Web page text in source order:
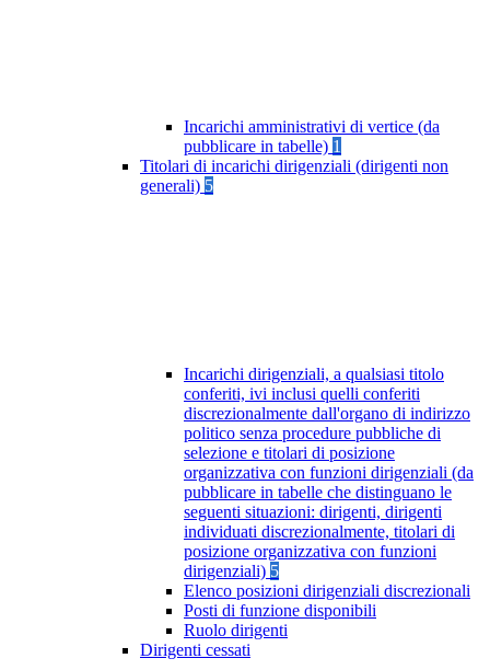
Incarichi amministrativi di vertice (da
pubblicare in tabelle) 1
Titolari di incarichi dirigenziali (dirigenti non
generali) 5
Incarichi dirigenziali, a qualsiasi titolo
conferiti, ivi inclusi quelli conferiti
discrezionalmente dall'organo di indirizzo
politico senza procedure pubbliche di
selezione e titolari di posizione
organizzativa con funzioni dirigenziali (da
pubblicare in tabelle che distinguano le
seguenti situazioni: dirigenti, dirigenti
individuati discrezionalmente, titolari di
posizione organizzativa con funzioni
dirigenziali) 5
Elenco posizioni dirigenziali discrezionali
Posti di funzione disponibili
Ruolo dirigenti
Dirigenti cessati